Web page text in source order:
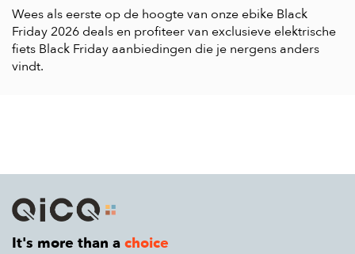
Wees als eerste op de hoogte van onze ebike Black
Friday 2026 deals en profiteer van exclusieve elektrische
fiets Black Friday aanbiedingen die je nergens anders
vindt.
It's more than a choice